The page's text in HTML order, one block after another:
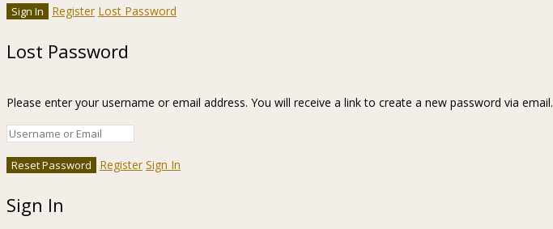
Register Lost Password
Lost Password
Please enter your username or email address. You will receive a link to create a new password via email.
Register Sign In
Sign In